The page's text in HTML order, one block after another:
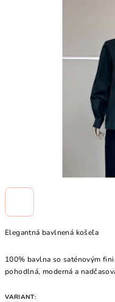
Elegantná bavlnená košeľa
100% bavlna so saténovým
pohodlná, moderná a
VARIANT: